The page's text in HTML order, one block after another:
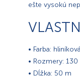
ešte vysokú
• Farba: hliníková
• Rozmery:
• Dĺžka: 50 m